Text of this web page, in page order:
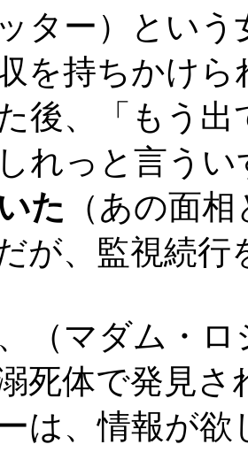
ター）とい
を持ちかけ
後、「もう
れっと言う
た （あの面
が、監視続行
（マダム・
死体で発見
は、情報が